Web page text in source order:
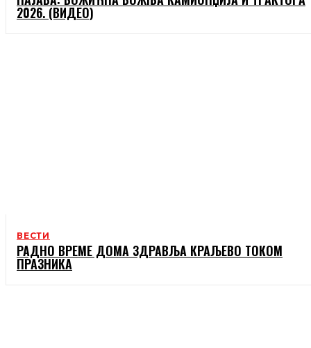
2026. (ВИДЕО)
ВЕСТИ
РАДНО ВРЕМЕ ДОМА ЗДРАВЉА КРАЉЕВО ТОКОМ
ПРАЗНИКА